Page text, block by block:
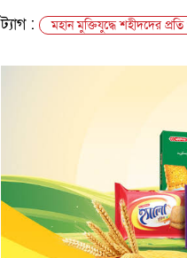
ট্যাগ :
মহান মুক্তিযুদ্ধে শহীদদের